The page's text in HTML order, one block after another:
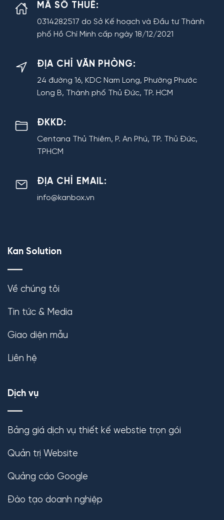
MÃ SỐ THUẾ:
0314282517 do Sở Kế hoạch và Đầu tư Thành
phố Hồ Chí Minh cấp ngày 18/12/2021
ĐỊA CHỈ VĂN PHÒNG:
24 đường 16, KDC Nam Long, Phường Phước
Long B, Thành phố Thủ Đức, TP. HCM
ĐKKD:
Centana Thủ Thiêm, P. An Phú, TP. Thủ Đức,
TPHCM
ĐỊA CHỈ EMAIL:
info@kanbox.vn
Kan Solution
Về chúng tôi
Tin tức & Media
Giao diện mẫu
Liên hệ
Dịch vụ
Bảng giá dịch vụ thiết kế webstie trọn gói
Quản trị Website
Quảng cáo Google
Đào tạo doanh nghiệp